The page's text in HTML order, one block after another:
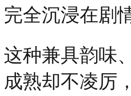
完全沉浸在剧
这种兼具韵味
成熟却不凌厉